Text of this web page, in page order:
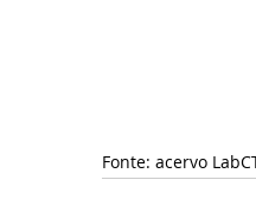
Fonte: acervo